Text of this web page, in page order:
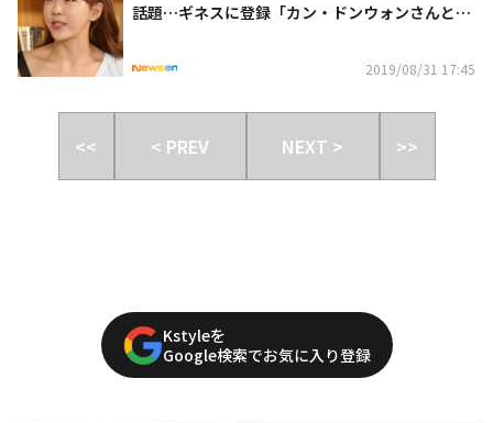
話題…ギネスに登録「カン・ドンウォンさんと同
2019/08/31 17:45
<< < PREV NEXT > >>
Kstyleを
Google検索でお気に入り登録